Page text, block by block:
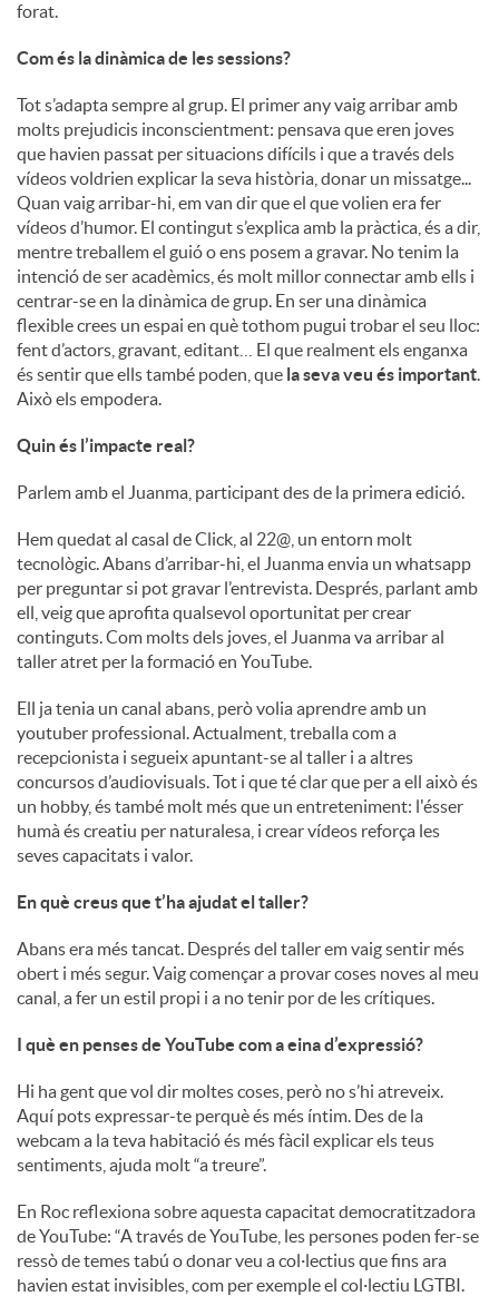
forat.
Com és la dinàmica de les sessions?
Tot s’adapta sempre al grup. El primer any vaig arribar amb
molts prejudicis inconscientment: pensava que eren joves
que havien passat per situacions difícils i que a través dels
vídeos voldrien explicar la seva història, donar un missatge...
Quan vaig arribar-hi, em van dir que el que volien era fer
vídeos d’humor. El contingut s’explica amb la pràctica, és a dir,
mentre treballem el guió o ens posem a gravar. No tenim la
intenció de ser acadèmics, és molt millor connectar amb ells i
centrar-se en la dinàmica de grup. En ser una dinàmica
flexible crees un espai en què tothom pugui trobar el seu lloc:
fent d’actors, gravant, editant… El que realment els enganxa
és sentir que ells també poden, que la seva veu és important.
Això els empodera.
Quin és l’impacte real?
Parlem amb el Juanma, participant des de la primera edició.
Hem quedat al casal de Click, al 22@, un entorn molt
tecnològic. Abans d’arribar-hi, el Juanma envia un whatsapp
per preguntar si pot gravar l’entrevista. Després, parlant amb
ell, veig que aprofita qualsevol oportunitat per crear
continguts. Com molts dels joves, el Juanma va arribar al
taller atret per la formació en YouTube.
Ell ja tenia un canal abans, però volia aprendre amb un
youtuber professional. Actualment, treballa com a
recepcionista i segueix apuntant-se al taller i a altres
concursos d’audiovisuals. Tot i que té clar que per a ell això és
un hobby, és també molt més que un entreteniment: l'ésser
humà és creatiu per naturalesa, i crear vídeos reforça les
seves capacitats i valor.
En què creus que t’ha ajudat el taller?
Abans era més tancat. Després del taller em vaig sentir més
obert i més segur. Vaig començar a provar coses noves al meu
canal, a fer un estil propi i a no tenir por de les crítiques.
I què en penses de YouTube com a eina d’expressió?
Hi ha gent que vol dir moltes coses, però no s’hi atreveix.
Aquí pots expressar-te perquè és més íntim. Des de la
webcam a la teva habitació és més fàcil explicar els teus
sentiments, ajuda molt “a treure”.
En Roc reflexiona sobre aquesta capacitat democratitzadora
de YouTube: “A través de YouTube, les persones poden fer-se
ressò de temes tabú o donar veu a col·lectius que fins ara
havien estat invisibles, com per exemple el col·lectiu LGTBI.